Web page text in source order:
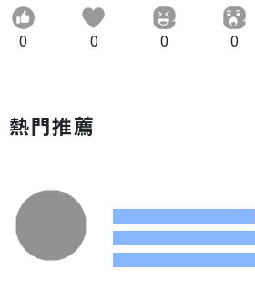
0 0 0 0
熱門推薦